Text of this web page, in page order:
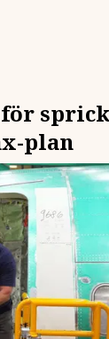
plan